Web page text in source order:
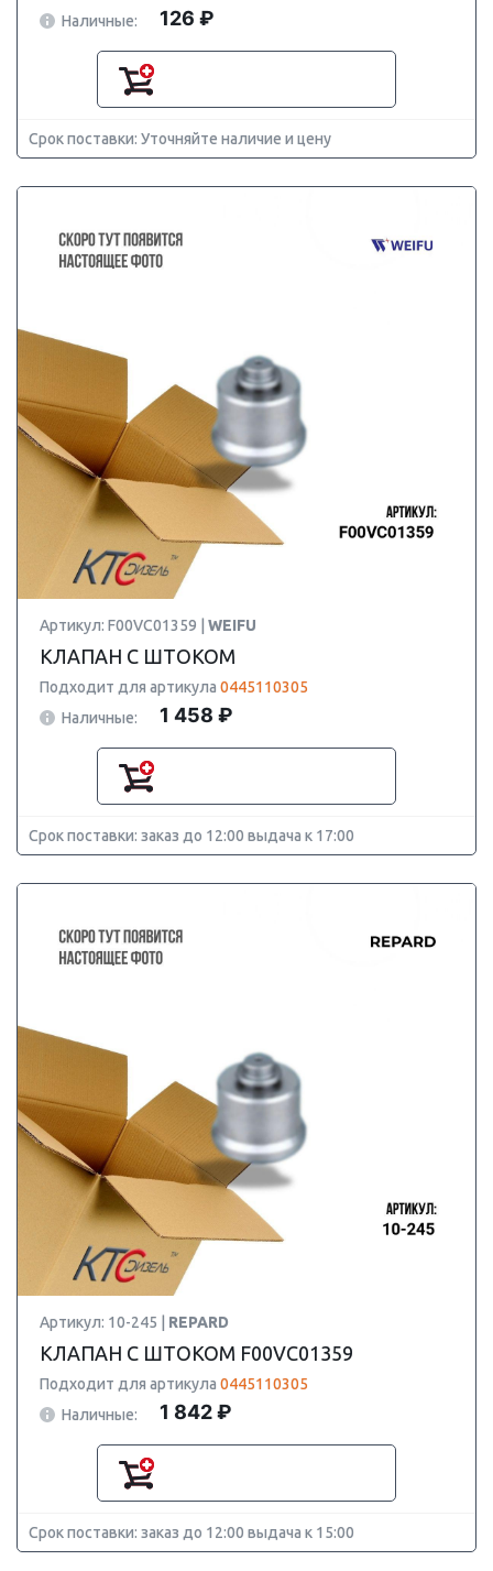
Наличные: 126 ₽
Срок поставки: Уточняйте наличие и цену
Артикул: F00VC01359 | WEIFU
КЛАПАН С ШТОКОМ
Подходит для артикула 0445110305
Наличные:
1 458 ₽
Срок поставки: заказ до 12:00 выдача к 17:00
Артикул: 10-245 | REPARD
КЛАПАН С ШТОКОМ F00VC01359
Подходит для артикула 0445110305
Наличные:
1 842 ₽
Срок поставки: заказ до 12:00 выдача к 15:00